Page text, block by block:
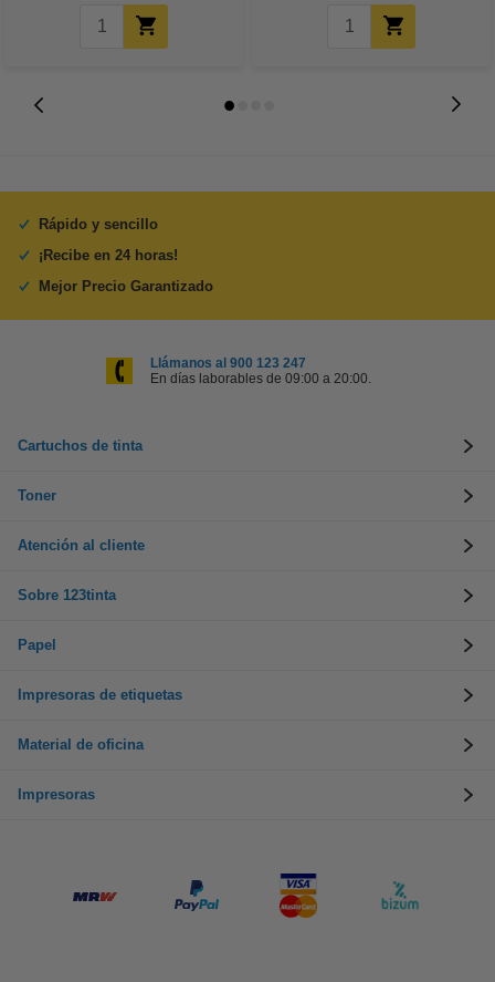
Rápido y sencillo
¡Recibe en 24 horas!
Mejor Precio Garantizado
Llámanos al 900 123 247
En días laborables de 09:00 a 20:00.
Cartuchos de tinta
Toner
Atención al cliente
Sobre 123tinta
Papel
Impresoras de etiquetas
Material de oficina
Impresoras